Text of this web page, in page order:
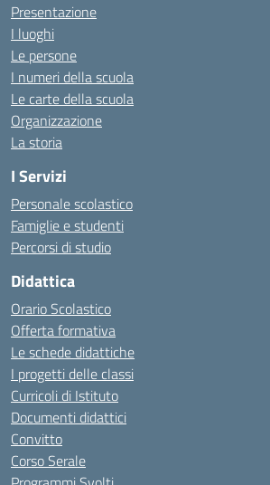
Presentazione
I luoghi
Le persone
I numeri della scuola
Le carte della scuola
Organizzazione
La storia
I Servizi
Personale scolastico
Famiglie e studenti
Percorsi di studio
Didattica
Orario Scolastico
Offerta formativa
Le schede didattiche
I progetti delle classi
Curricoli di Istituto
Documenti didattici
Convitto
Corso Serale